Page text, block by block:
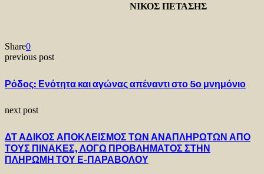
ΝΙΚΟΣ ΠΕΤΑΣΗΣ
Share0
previous post
Ρόδος: Ενότητα και αγώνας απέναντι στο 5ο μνημόνιο
next post
ΔΤ ΑΔΙΚΟΣ ΑΠΟΚΛΕΙΣΜΟΣ ΤΩΝ ΑΝΑΠΛΗΡΩΤΩΝ ΑΠΟ
ΤΟΥΣ ΠΙΝΑΚΕΣ, ΛΟΓΩ ΠΡΟΒΛΗΜΑΤΟΣ ΣΤΗΝ
ΠΛΗΡΩΜΗ ΤΟΥ Ε-ΠΑΡΑΒΟΛΟΥ